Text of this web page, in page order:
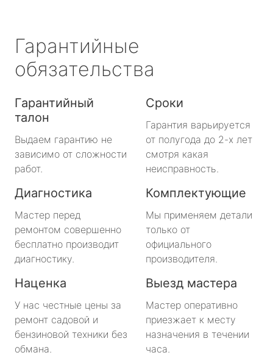
Гарантийные
обязательства
Гарантийный
талон
Выдаем гарантию не
зависимо от сложности
работ.
Сроки
Гарантия варьируется
от полугода до 2-х лет
смотря какая
неисправность.
Диагностика
Мастер перед
ремонтом совершенно
бесплатно производит
диагностику.
Комплектующие
Мы применяем детали
только от
официального
производителя.
Наценка
У нас честные цены за
ремонт садовой и
бензиновой техники без
обмана.
Выезд мастера
Мастер оперативно
приезжает к месту
назначения в течении
часа.